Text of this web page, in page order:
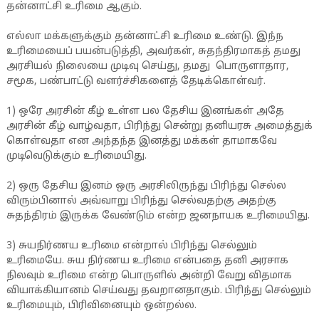
தன்னாட்சி உரிமை ஆகும்.
எல்லா மக்களுக்கும் தன்னாட்சி உரிமை உண்டு. இந்ந
உரிமையைப் பயன்படுத்தி, அவர்கள், சுதந்திரமாகத் தமது
அரசியல் நிலையை முடிவு செய்து, தமது பொருளாதார,
சமூக, பண்பாட்டு வளர்ச்சிகளைத் தேடிக்கொள்வர்.
1) ஒரே அரசின் கீழ் உள்ள பல தேசிய இனங்கள் அதே
அரசின் கீழ் வாழ்வதா, பிரிந்து சென்று தனியரசு அமைத்துக்
கொள்வதா என அந்தந்த இனத்து மக்கள் தாமாகவே
முடிவெடுக்கும் உரிமையிது.
2) ஒரு தேசிய இனம் ஒரு அரசிலிருந்து பிரிந்து செல்ல
விரும்பினால் அவ்வாறு பிரிந்து செல்வதற்கு அதற்கு
சுதந்திரம் இருக்க வேண்டும் என்ற ஜனநாயக உரிமையிது.
3) சுயநிர்ணய உரிமை என்றால் பிரிந்து செல்லும்
உரிமையே. சுய நிர்ணய உரிமை என்பதை தனி அரசாக
நிலவும் உரிமை என்ற பொருளில் அன்றி வேறு விதமாக
வியாக்கியானம் செய்வது தவறானதாகும். பிரிந்து செல்லும்
உரிமையும், பிரிவினையும் ஒன்றல்ல.